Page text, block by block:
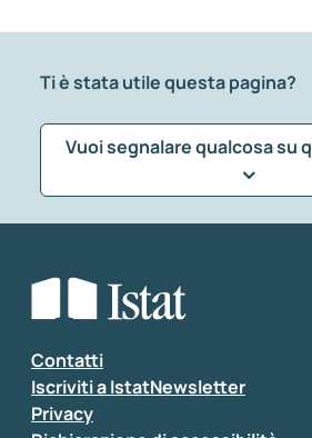
Ti è stata utile questa pagina?
Vuoi segnalare qualcosa su
Seleziona la tipologia della
Inserisci il tuo commento
Contatti
Iscriviti a IstatNewsletter
Privacy